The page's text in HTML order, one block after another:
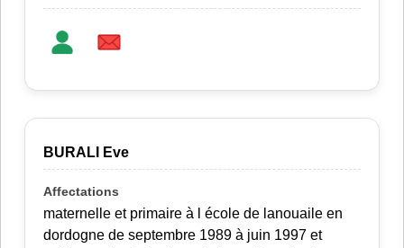
BURALI Eve
maternelle et primaire à l école de lanouaile en
dordogne de septembre 1989 à juin 1997 et